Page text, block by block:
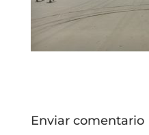
Enviar comentario